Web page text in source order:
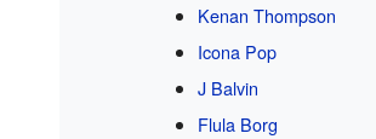
Kenan Thompson
Icona Pop
J Balvin
Flula Borg